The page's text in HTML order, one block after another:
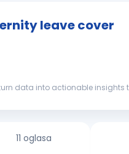
leave cover
data into actionable
11 oglasa